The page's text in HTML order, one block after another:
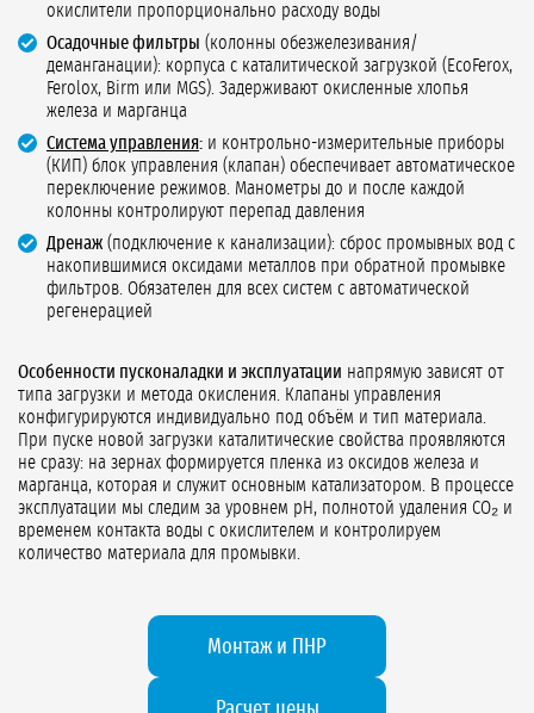
окислители пропорционально расходу воды
Осадочные фильтры (колонны обезжелезивания/
деманганации): корпуса с каталитической загрузкой (EcoFerox,
Ferolox, Birm или MGS). Задерживают окисленные хлопья
железа и марганца
Система управления: и контрольно-измерительные приборы
(КИП) блок управления (клапан) обеспечивает автоматическое
переключение режимов. Манометры до и после каждой
колонны контролируют перепад давления
Дренаж (подключение к канализации): сброс промывных вод с
накопившимися оксидами металлов при обратной промывке
фильтров. Обязателен для всех систем с автоматической
регенерацией
Особенности пусконаладки и эксплуатации напрямую зависят от
типа загрузки и метода окисления. Клапаны управления
конфигурируются индивидуально под объём и тип материала.
При пуске новой загрузки каталитические свойства проявляются
не сразу: на зернах формируется пленка из оксидов железа и
марганца, которая и служит основным катализатором. В процессе
эксплуатации мы следим за уровнем pH, полнотой удаления CO₂ и
временем контакта воды с окислителем и контролируем
количество материала для промывки.
Монтаж и ПНР